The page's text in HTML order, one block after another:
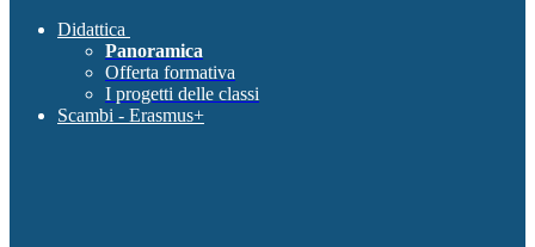
Didattica
Panoramica
Offerta formativa
I progetti delle classi
Scambi - Erasmus+